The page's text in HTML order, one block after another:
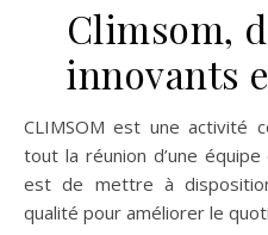
Climsom,
innovants
CLIMSOM est une activité commerciale mais c’est avant
tout la réunion d’une
est de mettre à
qualité pour améliorer le